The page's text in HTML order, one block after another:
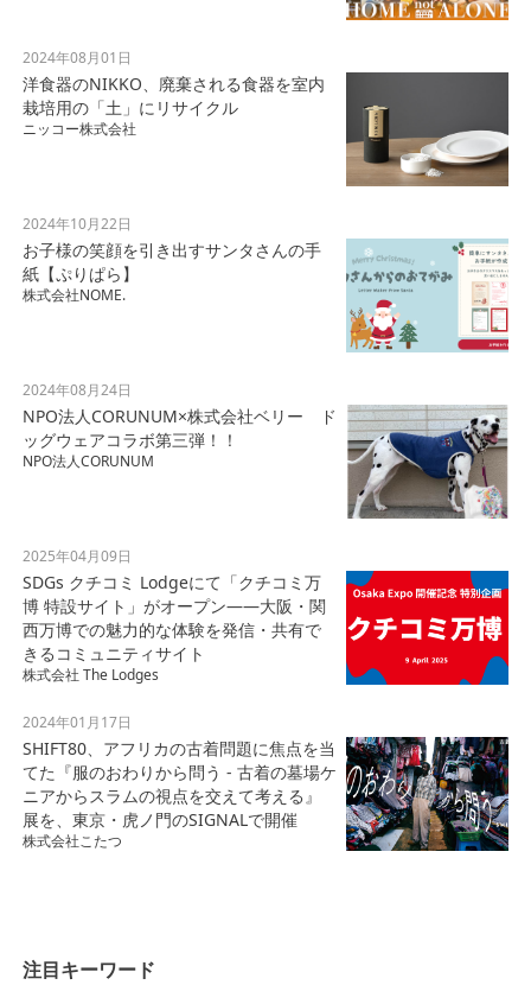
2024年08月01日
洋食器のNIKKO、廃棄される食器を室内
栽培用の「土」にリサイクル
ニッコー株式会社
2024年10月22日
お子様の笑顔を引き出すサンタさんの手
紙【ぷりぱら】
株式会社NOME.
2024年08月24日
NPO法人CORUNUM×株式会社ベリー ド
ッグウェアコラボ第三弾！！
NPO法人CORUNUM
2025年04月09日
SDGs クチコミ Lodgeにて「クチコミ万
博 特設サイト」がオープン——大阪・関
西万博での魅力的な体験を発信・共有で
きるコミュニティサイト
株式会社 The Lodges
2024年01月17日
SHIFT80、アフリカの古着問題に焦点を当
てた『服のおわりから問う - 古着の墓場ケ
ニアからスラムの視点を交えて考える』
展を、東京・虎ノ門のSIGNALで開催
株式会社こたつ
注目キーワード